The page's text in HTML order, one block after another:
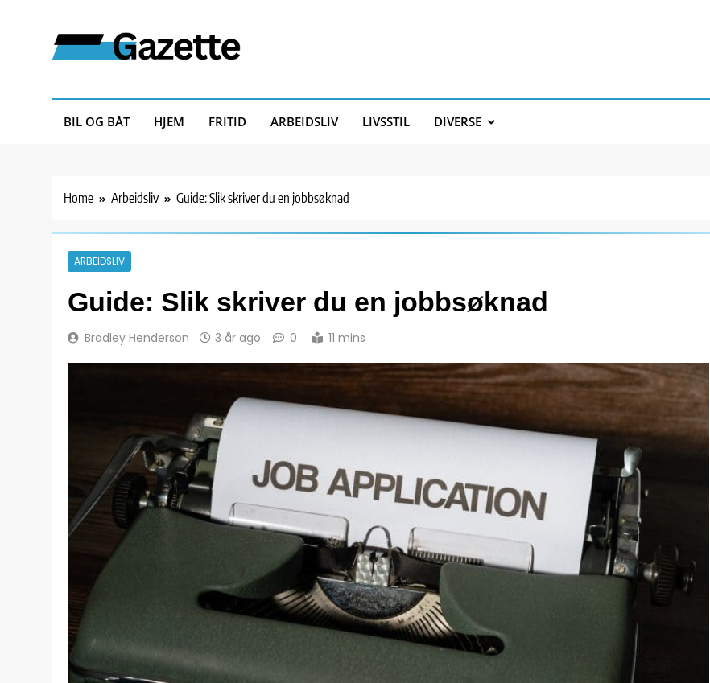
BIL OG BÅT HJEM FRITID ARBEIDSLIV LIVSSTIL DIVERSE
Home Arbeidsliv Guide: Slik skriver du en jobbsøknad
ARBEIDSLIV
Guide: Slik skriver du en jobbsøknad
Bradley Henderson 3 år ago 0 11 mins